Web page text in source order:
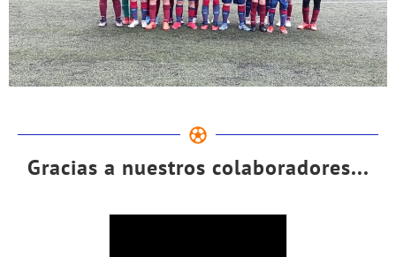
Gracias a nuestros colaboradores...